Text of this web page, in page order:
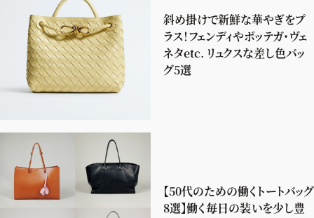
斜め掛けで新鮮な華やぎをプ
ラス！フェンディやボッテガ・ヴェ
ネタetc. リュクスな差し色バッ
グ5選
【50代のための働くトートバッグ
8選】働く毎日の装いを少し豊